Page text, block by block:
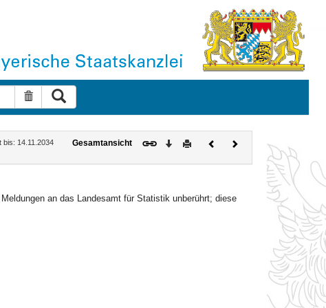
Suche zurücksetzen
bis: 14.11.2034
Gesamtansicht Download
DruckenVorherigesNächstes
Dokument
an das Landesamt für Statistik unberührt; diese